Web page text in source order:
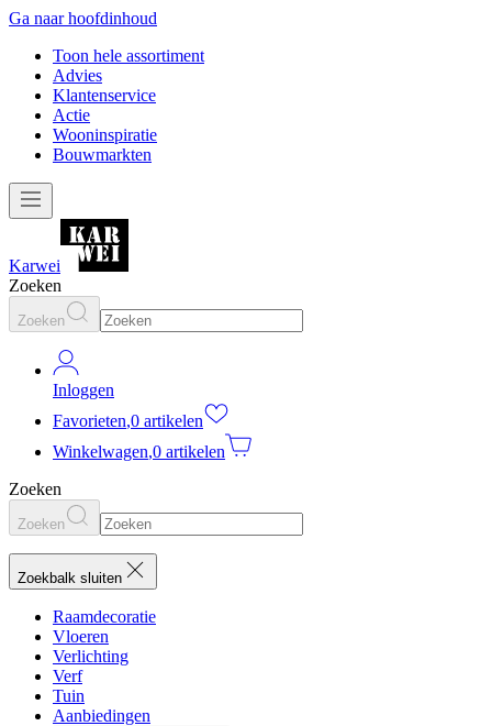
Ga naar hoofdinhoud
Toon hele assortiment
Advies
Klantenservice
Actie
Wooninspiratie
Bouwmarkten
Karwei
Zoeken
Zoeken
Inloggen
Favorieten,0 artikelen
Winkelwagen,0 artikelen
Zoeken
Zoeken
Zoekbalk sluiten
Raamdecoratie
Vloeren
Verlichting
Verf
Tuin
Aanbiedingen